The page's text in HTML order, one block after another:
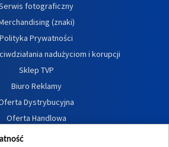
fotograficzny
(znaki)
Polityka Prywatności
nadużyciom i korupcji
Sklep TVP
Biuro Reklamy
Dystrybucyjna
Oferta Handlowa
Dostępność